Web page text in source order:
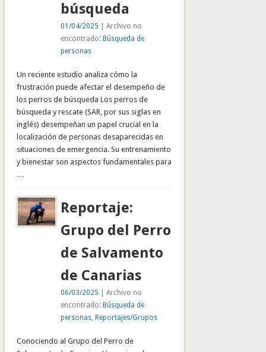
búsqueda
01/04/2025 | Archivo no
encontrado: Búsqueda de
personas
Un reciente estudio analiza cómo la
frustración puede afectar el desempeño de
los perros de búsqueda Los perros de
búsqueda y rescate (SAR, por sus siglas en
inglés) desempeñan un papel crucial en la
localización de personas desaparecidas en
situaciones de emergencia. Su entrenamiento
y bienestar son aspectos fundamentales para
…
Reportaje:
Grupo del Perro
de Salvamento
de Canarias
06/03/2025 | Archivo no
encontrado: Búsqueda de
personas, Reportajes/Grupos
Conociendo al Grupo del Perro de